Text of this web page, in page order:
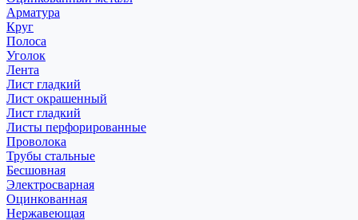
Арматура
Круг
Полоса
Уголок
Лента
Лист гладкий
Лист окрашенный
Лист гладкий
Листы перфорированные
Проволока
Трубы стальные
Бесшовная
Электросварная
Оцинкованная
Нержавеющая